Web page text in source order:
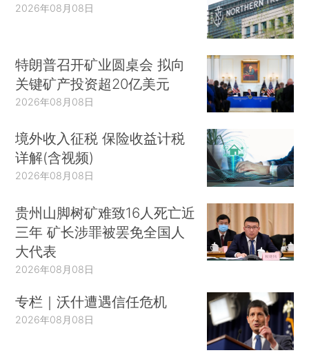
2026年08月08日
特朗普召开矿业圆桌会 拟向
关键矿产投资超20亿美元
2026年08月08日
境外收入征税 保险收益计税
详解(含视频)
2026年08月08日
贵州山脚树矿难致16人死亡近
三年 矿长涉罪被罢免全国人
大代表
2026年08月08日
专栏｜沃什遭遇信任危机
2026年08月08日